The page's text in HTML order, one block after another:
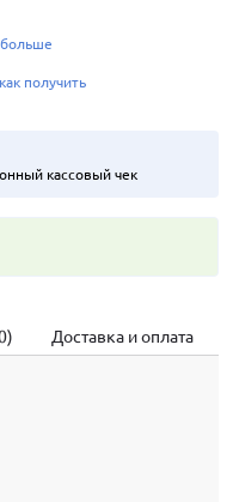
больше
получить
кассовый чек
Доставка и оплата